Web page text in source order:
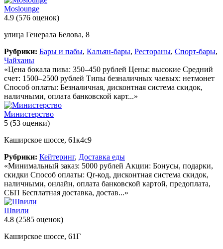
Moslounge
4.9 (576 оценок)
улица Генерала Белова, 8
Рубрики: Бары и пабы, Кальян-бары, Рестораны, Спорт-бары,
Чайханы
«Цена бокала пива: 350–450 рублей Цены: высокие Средний
счет: 1500–2500 рублей Типы безналичных чаевых: нетмонет
Способ оплаты: Безналичная, дисконтная система скидок,
наличными, оплата банковской карт...»
Министерство
5 (53 оценки)
Каширское шоссе, 61к4с9
Рубрики: Кейтеринг, Доставка еды
«Минимальный заказ: 5000 рублей Акции: Бонусы, подарки,
скидки Способ оплаты: Qr-код, дисконтная система скидок,
наличными, онлайн, оплата банковской картой, предоплата,
СБП Бесплатная доставка, достав...»
Швили
4.8 (2585 оценок)
Каширское шоссе, 61Г